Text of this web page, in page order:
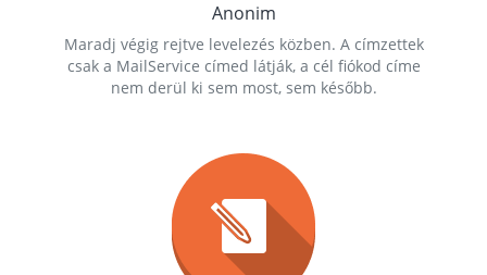
Anonim
Maradj végig rejtve levelezés közben. A címzettek
csak a MailService címed látják, a cél fiókod címe
nem derül ki sem most, sem később.